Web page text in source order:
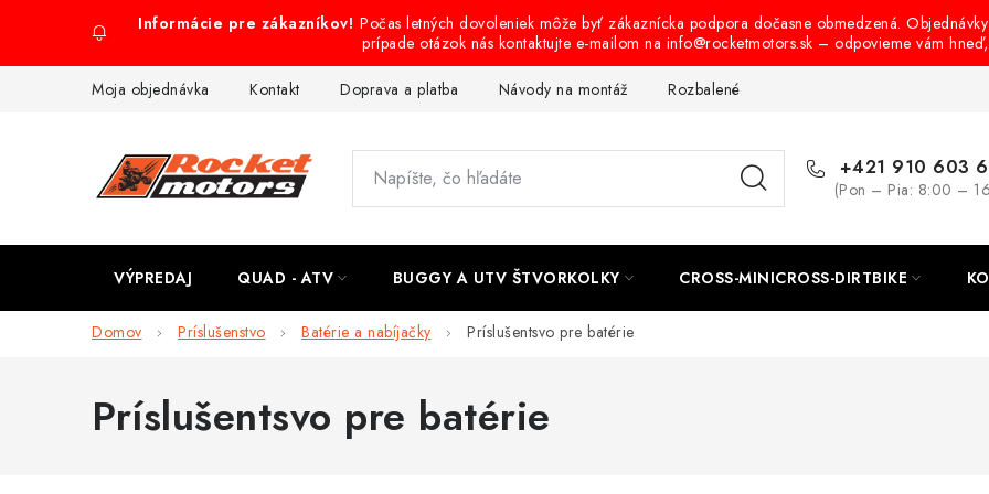
obsah
Počas letných dovoleniek môže byť zákaznícka podpora dočasne obmedzená.
prípade otázok nás kontaktujte e-mailom na info@rocketmotors.sk – odpovieme vám
Moja objednávka Kontakt Doprava a platba Návody na montáž Rozbalené, zánovné a použité produkty
+421 910 603
(Pon – Pia: 8:00 –
VÝPREDAJ QUAD - ATV BUGGY A UTV ŠTVORKOLKY CROSS-MINICROSS-DIRTBIKE
Domov Príslušenstvo Batérie a nabíjačky Príslušentsvo pre batérie
Príslušentsvo pre batérie